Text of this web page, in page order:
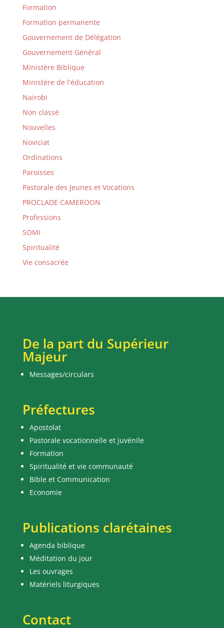
Formation
Formation permanente
Gouvernement de Délégation
Gouvernement Général
Ministère Biblique
Ministère de l'éducation
Nairobi
Non classé
Nouvelles
Noviciat
Ordinations
Paroisses
Pastorale des Jeunes et Vocations
PROCLADE CAMEROON
Professions
SOMI
Spiritualité
Vie consacrée
De la part du Supérieur
Majeur
Messages/circulars
Préfectures
Apostolat
Pastorale vocationnelle et juvénile
Formation
Spiritualité et vie communauté
Bible et Communication
Economie
Publications clarétaines
Agenda biblique
Méditation du jour
Les ouvrages
Matériels liturgiques
Contact